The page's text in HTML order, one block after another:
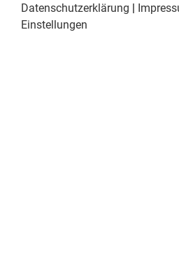
Datenschutzerklärung |
Einstellungen